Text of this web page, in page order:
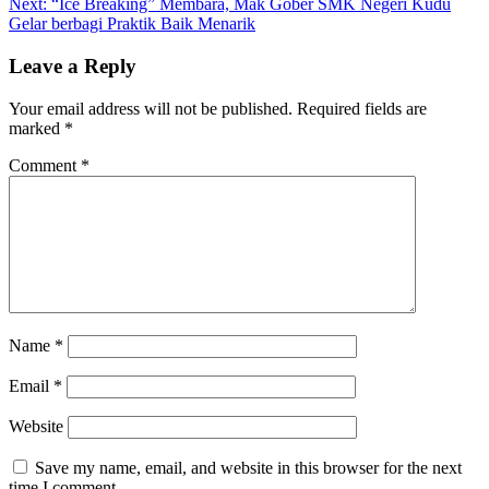
Next: “Ice Breaking” Membara, Mak Gober SMK Negeri Kudu
Gelar berbagi Praktik Baik Menarik
Leave a Reply
Your email address will not be published. Required fields are
marked *
Comment *
Name *
Email *
Website
Save my name, email, and website in this browser for the next